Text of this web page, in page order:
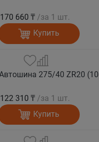
170 660 ₸ /за 1 шт.
Купить
122 310 ₸ /за 1 шт.
Купить